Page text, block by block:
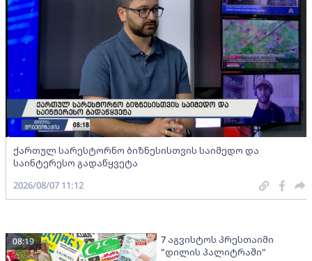
ქართულ სარესტორნო ბიზნესისთვის საიმედო და
საინტერესო გადაწყვეტა
2026/08/07 11:12
7 აგვისტოს პრესთაიმი
"დილის პალიტრაში"
08:19